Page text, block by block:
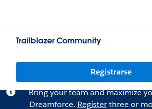
Trailblazer Community
Registrarse
Bring your team and maximize
Dreamforce. Registerthree or